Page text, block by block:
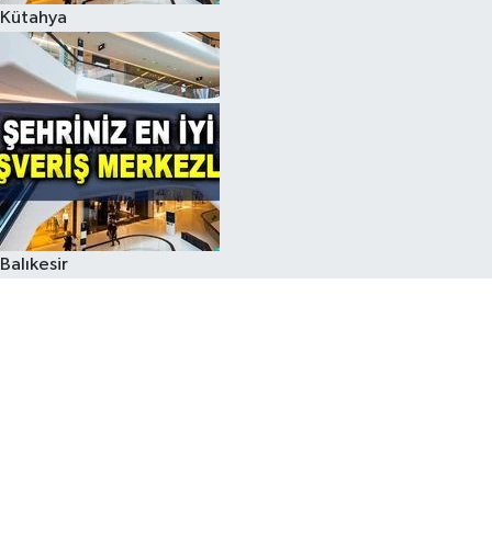
Kütahya
Balıkesir